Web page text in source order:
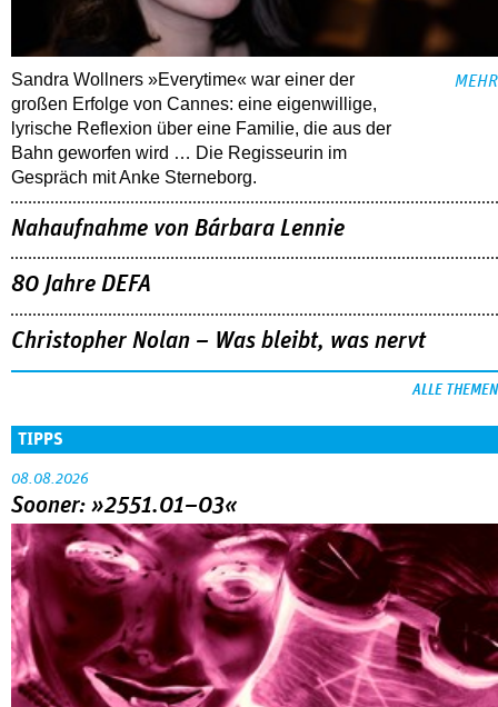
Sandra Wollners »Everytime« war einer der
großen Erfolge von Cannes: eine eigenwillige,
lyrische Reflexion über eine ­Familie, die aus der
Bahn geworfen wird … Die Regisseurin im
Gespräch mit Anke Sterneborg.
MEHR
Nahaufnahme von Bárbara Lennie
80 Jahre DEFA
Christopher Nolan – Was bleibt, was nervt
ALLE THEMEN
TIPPS
08.08.2026
Sooner: »2551.01–03«